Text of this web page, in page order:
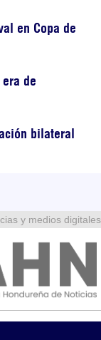
en Copa de
de
bilateral
y medios digitales